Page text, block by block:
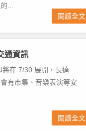
...
閱讀全文
通資訊
在 7/30 展開，長達
有市集、音樂表演等安
閱讀全文